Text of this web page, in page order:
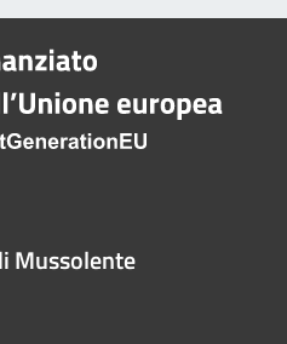
Mussolente